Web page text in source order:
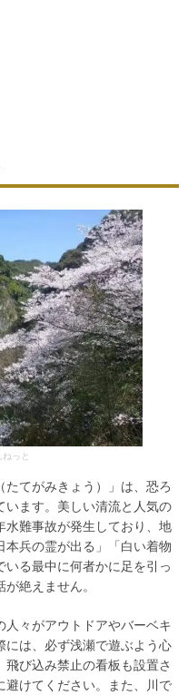
っと
てがみきょう）」は、恐ろ
います。美しい清流と人気の
水難事故が発生しており、地
兵の霊が出る」「白い着物
る最中に何者かに足を引っ
絶えません。
々がアウトドアやバーベキ
には、必ず浅瀬で遊ぶよう心
び込み禁止の看板も設置さ
避けてください。また、川で